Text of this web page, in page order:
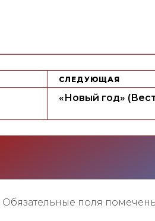
СЛЕДУЮЩАЯ
«Новый год»
Обязательные поля